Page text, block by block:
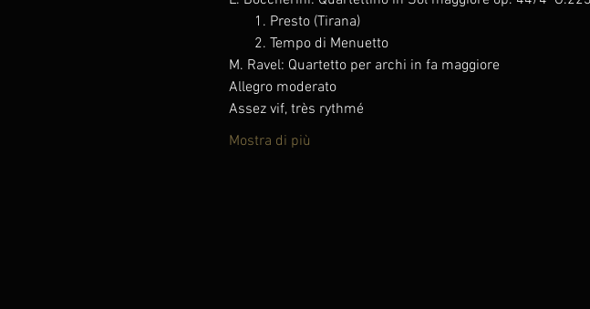
       1. Presto (Tirana)
       2. Tempo di Menuetto
Mostra di più